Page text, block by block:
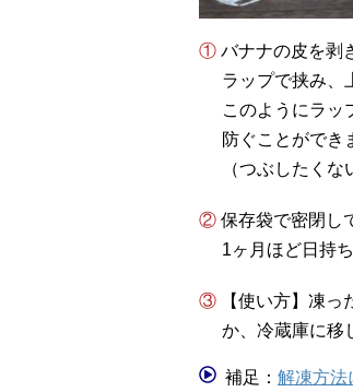
① バナナの皮を剥
ラップで挟み、
このようにラッ
防ぐことができ
（つぶしたく
② 保存袋で密閉
1ヶ月ほど日持ち
③ 【使い方】凍ったまま使うのが基本ですが、解凍する場合は、常温にしばらく置く
か、冷蔵庫に移
補足： 解凍方法